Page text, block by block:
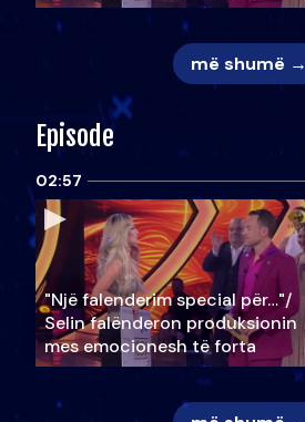
më shumë →
Episode
02:57
"Një falenderim special për…"/
Selin falënderon produksionin
mes emocionesh të forta